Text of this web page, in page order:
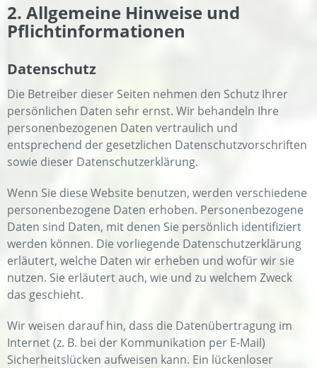
2. Allgemeine Hinweise und
Pflichtinformationen
Datenschutz
Die Betreiber dieser Seiten nehmen den Schutz Ihrer
persönlichen Daten sehr ernst. Wir behandeln Ihre
personenbezogenen Daten vertraulich und
entsprechend der gesetzlichen Datenschutzvorschriften
sowie dieser Datenschutzerklärung.
Wenn Sie diese Website benutzen, werden verschiedene
personenbezogene Daten erhoben. Personenbezogene
Daten sind Daten, mit denen Sie persönlich identifiziert
werden können. Die vorliegende Datenschutzerklärung
erläutert, welche Daten wir erheben und wofür wir sie
nutzen. Sie erläutert auch, wie und zu welchem Zweck
das geschieht.
Wir weisen darauf hin, dass die Datenübertragung im
Internet (z. B. bei der Kommunikation per E-Mail)
Sicherheitslücken aufweisen kann. Ein lückenloser